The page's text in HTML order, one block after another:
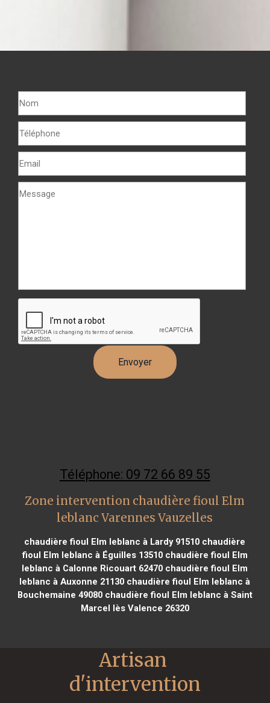
Téléphone: 09 72 66 89 55
Zone intervention chaudière fioul Elm
leblanc Varennes Vauzelles
chaudière fioul Elm leblanc à Lardy 91510 chaudière
fioul Elm leblanc à Éguilles 13510chaudière fioul Elm
leblanc à Calonne Ricouart 62470 chaudière fioul Elm
leblanc à Auxonne 21130 chaudière fioul Elm leblanc à
Bouchemaine 49080chaudière fioul Elm leblanc à Saint
Marcel lès Valence 26320
Artisan
d'intervention